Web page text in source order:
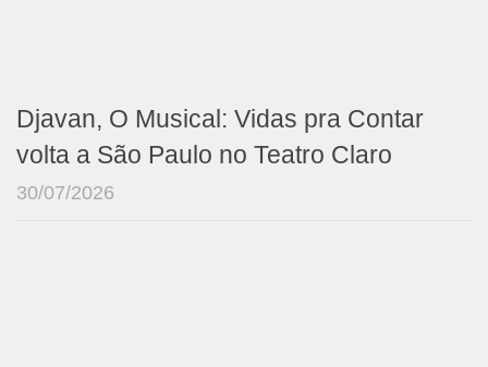
Djavan, O Musical: Vidas pra Contar
volta a São Paulo no Teatro Claro
30/07/2026